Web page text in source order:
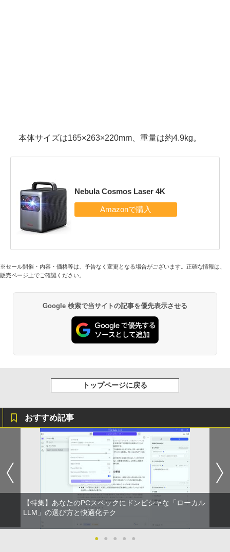
本体サイズは165×263×220mm、重量は約4.9kg。
Nebula Cosmos Laser 4K
※セール開催・内容・価格等は、予告なく変更となる場合がございます。正確な情報は、
販売ページ上でご確認ください。
Google 検索で当サイトの記事を優先表示させる
トップページに戻る
おすすめ記事
【特集】あなたのPCスペックにドンピシャな「ローカル
LLM」の選び方と快適化テク
● ● ● ● ●